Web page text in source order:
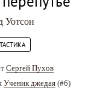
Уотсон
Сергей Пухов
Ученик джедая (#6)